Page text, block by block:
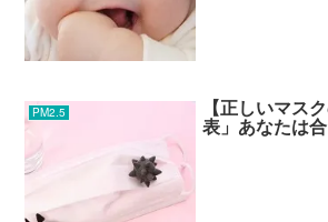
PM2.5 【正しいマス
表」あなたは